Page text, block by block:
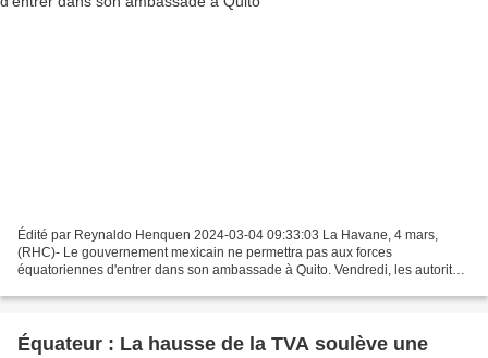
Édité par Reynaldo Henquen 2024-03-04 09:33:03 La Havane, 4 mars,
(RHC)- Le gouvernement mexicain ne permettra pas aux forces
équatoriennes d'entrer dans son ambassade à Quito. Vendredi, les autorités
Équateur : La hausse de la TVA soulève une